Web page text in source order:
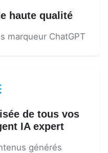
haute qualité
marqueur ChatGPT
de tous vos
IA expert
générés